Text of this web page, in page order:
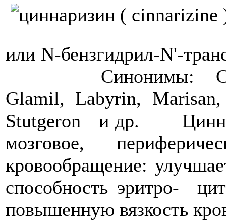
или N-бензгидрил-N'-
Синонимы:
Glamil, Labyrin,
Stutgeron и др.
мозговое,
кровообращение:
способность эритро-
повышенную вязкость